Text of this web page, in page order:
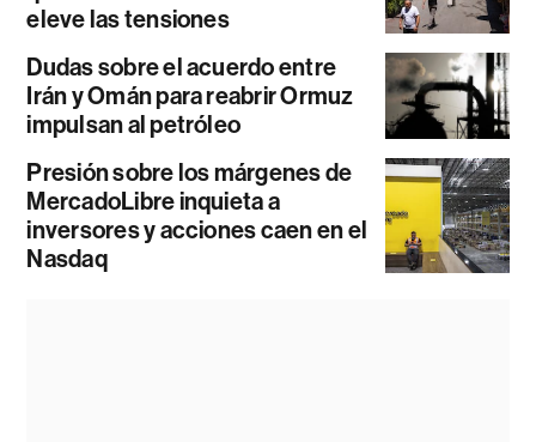
eleve las tensiones
Dudas sobre el acuerdo entre
Irán y Omán para reabrir Ormuz
impulsan al petróleo
Presión sobre los márgenes de
MercadoLibre inquieta a
inversores y acciones caen en el
Nasdaq